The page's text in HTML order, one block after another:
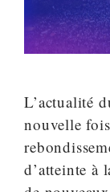
L’actualité
nouvelle
d’atteinte à